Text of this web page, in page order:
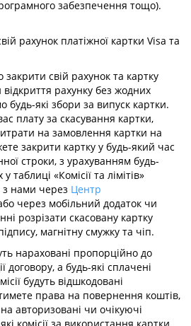
забезпечення тощо).
рахунок платіжної картки Visa та
свій рахунок та картку
рахунку без жодних
будь-які збори за випуск картки.
плату за скасування картки,
на замовлення картки на
закрити картку у будь-який час
строки, з урахуванням будь-
таблиці «Комісії та лімітів»
з нами через Центр
через мобільний додаток чи
розрізати скасовану картку
магнітну смужку та чіп.
нараховані пропорційно до
а будь-які сплачені
будуть відшкодовані
права на повернення коштів,
авторизовані чи очікуючі